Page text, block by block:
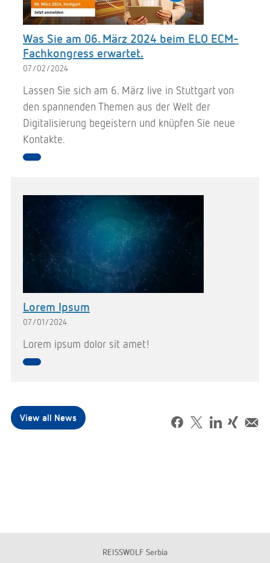
Was Sie am 06. März 2024 beim ELO ECM-
Fachkongress erwartet.
07/02/2024
Lassen Sie sich am 6. März live in Stuttgart von
den spannenden Themen aus der Welt der
Digitalisierung begeistern und knüpfen Sie neue
Kontakte.
Lorem Ipsum
07/01/2024
Lorem ipsum dolor sit amet!
View all News
REISSWOLF Serbia